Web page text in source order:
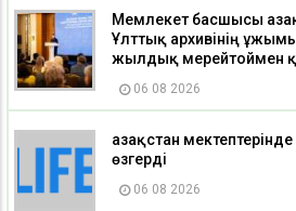
Мемлекет басшысы
Ұлттық архивінің
жылдық мерейтоймен
06 08 2026
Қазақстан
өзгерді
06 08 2026